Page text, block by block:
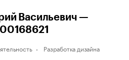
Васильевич —
Разработка дизайна